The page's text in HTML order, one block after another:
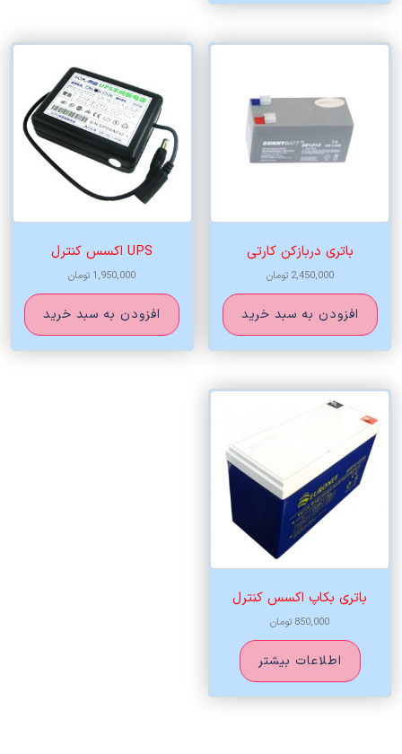
باتری دربازکن کارتی
2,450,000 تومان
افزودن به سبد خرید
UPS اکسس کنترل
1,950,000 تومان
افزودن به سبد خرید
باتری بکاپ اکسس کنترل
850,000 تومان
اطلاعات بیشتر